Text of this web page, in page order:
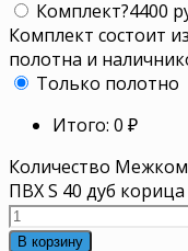
Комплект?4400
Комплект состоит
полотна и
Только полотно
Итого: 0 ₽
Количество
ПВХ S 40 дуб корица
В корзину